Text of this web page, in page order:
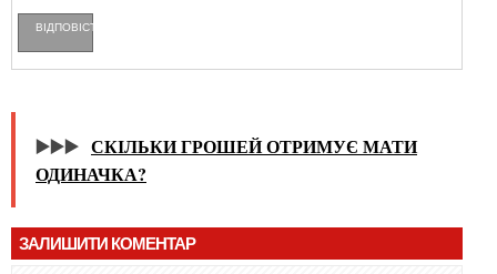
ВІДПОВІCТИ
▶️▶️▶️ СКІЛЬКИ ГРОШЕЙ ОТРИМУЄ МАТИ
ОДИНАЧКА?
ЗАЛИШИТИ КОМЕНТАР